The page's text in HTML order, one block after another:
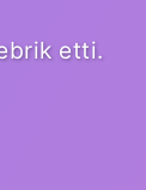
etti.